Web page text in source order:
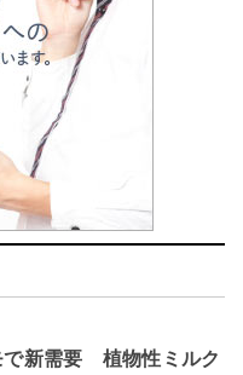
で新需要 植物性ミルク